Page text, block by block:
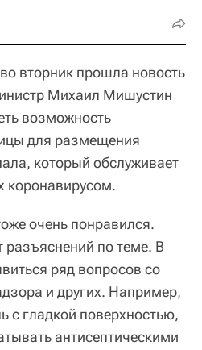
вторник прошла новость
Михаил Мишустин
возможность
для размещения
который обслуживает
коронавирусом.
очень понравился.
разъяснений по теме. В
ряд вопросов со
и других. Например,
с гладкой поверхностью,
антисептическими